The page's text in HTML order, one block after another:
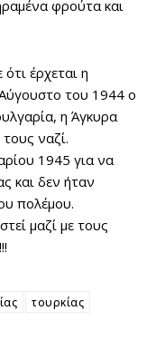
φρούτα και
έρχεται η
του 1944 ο
η Άγκυρα
τους ναζί.
1945 για να
και δεν ήταν
πολέμου.
μαζί με τους
τουρκίας